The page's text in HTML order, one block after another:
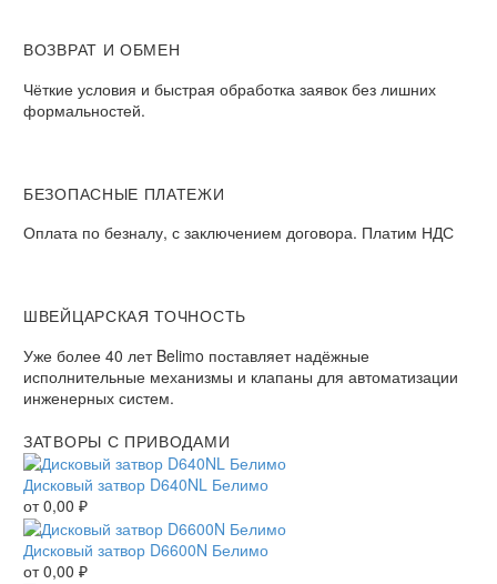
ВОЗВРАТ И ОБМЕН​
Чёткие условия и быстрая обработка заявок без лишних
формальностей.​
БЕЗОПАСНЫЕ ПЛАТЕЖИ​
Оплата по безналу, с заключением договора. Платим НДС​
ШВЕЙЦАРСКАЯ ТОЧНОСТЬ
Уже более 40 лет Belimo поставляет надёжные
исполнительные механизмы и клапаны для автоматизации
инженерных систем.
ЗАТВОРЫ С ПРИВОДАМИ
Дисковый затвор D640NL Белимо
от0,00 ₽
Дисковый затвор D6600N Белимо
от0,00 ₽